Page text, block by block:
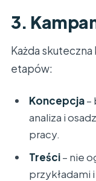
3.
Każda skuteczna
etapów:
Koncepcja–
analiza i
pracy.
Treści– nie
przykładami